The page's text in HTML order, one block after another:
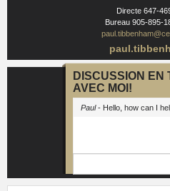
Directe 647-
Bureau 905-895-
DISCUSSION EN
AVEC MOI!
Paul- Hello, how can I